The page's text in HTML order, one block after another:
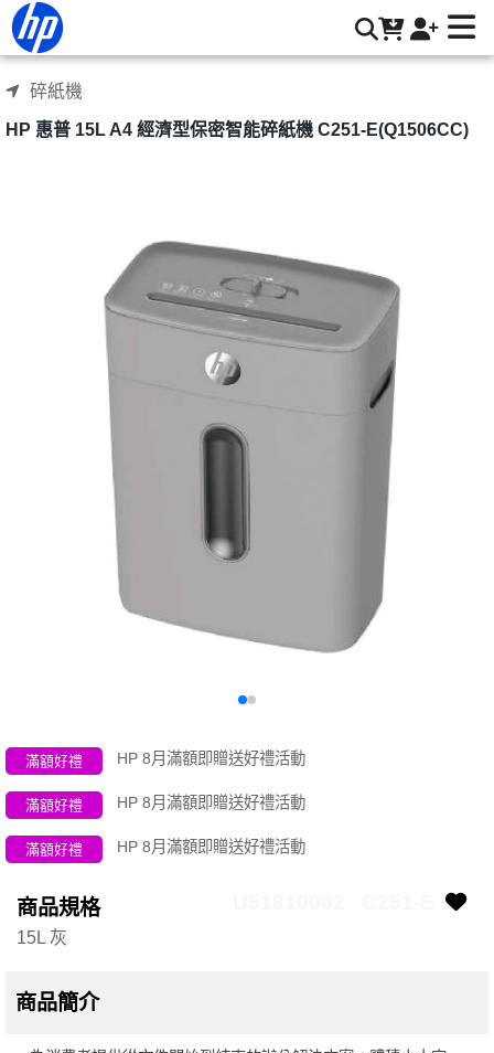
HP 惠普 15L A4 經濟型保密智能碎紙機 C251-E(Q1506CC) |
碎紙機
HP 惠普 15L A4 經濟型保密智能碎紙機 C251-E(Q1506CC)
滿額好禮 HP 8月滿額即贈送好禮活動
滿額好禮 HP 8月滿額即贈送好禮活動
滿額好禮 HP 8月滿額即贈送好禮活動
商品規格
15L 灰
商品簡介